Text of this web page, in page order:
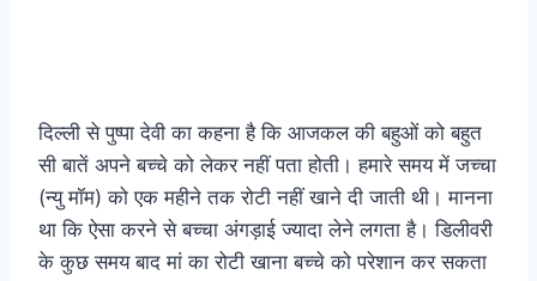
दिल्ली से पुष्पा देवी का कहना है कि आजकल की बहुओं को बहुत
सी बातें अपने बच्चे को लेकर नहीं पता होती। हमारे समय में जच्चा
(न्यु मॉम) को एक महीने तक रोटी नहीं खाने दी जाती थी। मानना
था कि ऐसा करने से बच्चा अंगड़ाई ज्यादा लेने लगता है। डिलीवरी
के कुछ समय बाद मां का रोटी खाना बच्चे को परेशान कर सकता